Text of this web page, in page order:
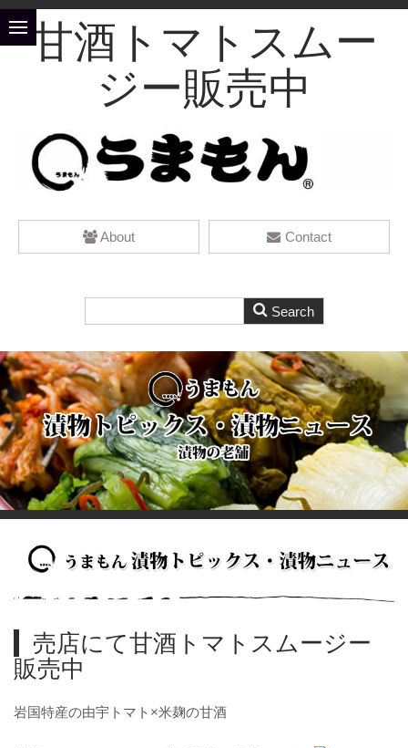
甘酒トマトスムー
ジー販売中
About Contact
売店にて甘酒トマトスムージー
販売中
岩国特産の由宇トマト×米麹の甘酒